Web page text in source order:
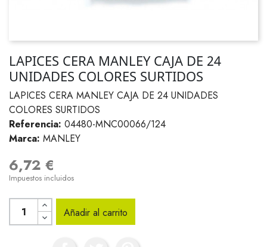
LAPICES CERA MANLEY CAJA DE 24
UNIDADES COLORES SURTIDOS
LAPICES CERA MANLEY CAJA DE 24 UNIDADES
COLORES SURTIDOS
Referencia: 04480-MNC00066/124
Marca: MANLEY
6,72 €
Impuestos incluidos
Añadir al carrito